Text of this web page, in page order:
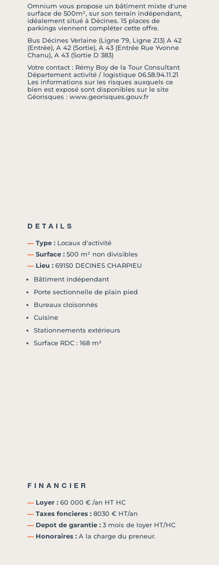
Omnium vous propose un bâtiment mixte d'une
surface de 500m², sur son terrain indépendant,
idéalement situé à Décines. 15 places de
parkings viennent compléter cette offre.
Bus Décines Verlaine (Ligne 79, Ligne ZI3) A 42
(Entrée), A 42 (Sortie), A 43 (Entrée Rue Yvonne
Chanu), A 43 (Sortie D 383)
Votre contact : Rémy Boy de la Tour Consultant
Département activité / logistique 06.58.94.11.21
Les informations sur les risques auxquels ce
bien est exposé sont disponibles sur le site
Géorisques : www.georisques.gouv.fr
DETAILS
― Type : Locaux d'activité
― Surface : 500 m² non divisibles
― Lieu : 69150 DECINES CHARPIEU
Bâtiment indépendant
Porte sectionnelle de plain pied
Bureaux cloisonnés
Cuisine
Stationnements extérieurs
Surface RDC : 168 m²
FINANCIER
― Loyer : 60 000 € /an HT HC
― Taxes foncieres : 8030 € HT/an
― Depot de garantie : 3 mois de loyer HT/HC
― Honoraires : A la charge du preneur.